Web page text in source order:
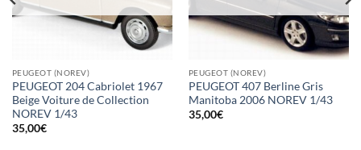
PEUGEOT (NOREV)
PEUGEOT 204 Cabriolet 1967
Beige Voiture de Collection
NOREV 1/43
35,00€
PEUGEOT (NOREV)
PEUGEOT 407 Berline Gris
Manitoba 2006 NOREV 1/43
35,00€